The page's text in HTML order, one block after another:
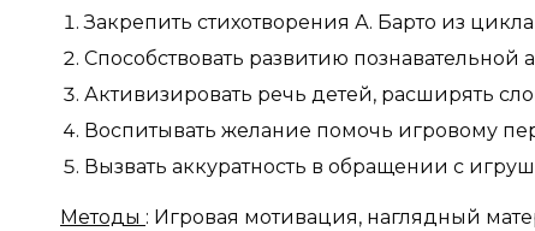
Закрепить стихотворения А. Барто из цикла
Способствовать развитию познавательной
Активизировать речь детей, расширять
Воспитывать желание помочь игровому
Вызвать аккуратность в обращении с
Методы : Игровая мотивация, наглядный